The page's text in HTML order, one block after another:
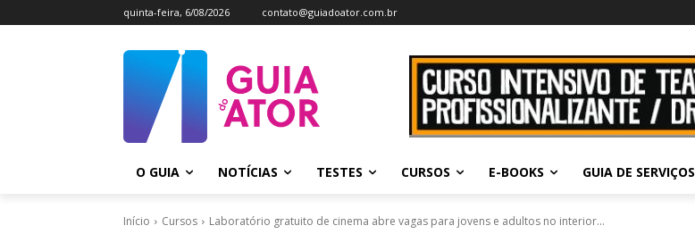
quinta-feira, 6/08/2026 contato@guiadoator.com.br
O GUIA NOTÍCIAS TESTES CURSOS E-BOOKS GUIA DE SERVIÇOS
Início Cursos Laboratório gratuito de cinema abre vagas para jovens e adultos no interior...